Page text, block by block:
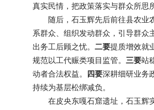
真实民情，把政策落实与群众所思
随后，石玉辉先后前往县农业
系群众、组织发动群众，引导群众
出务工后顾之忧。二要提质增效就
规范以工代赈类项目监管。 三要站
动者合法权益。
四要深耕细研业务
持续为基层松绑减负。
在皮央东嘎石窟遗址，石玉辉